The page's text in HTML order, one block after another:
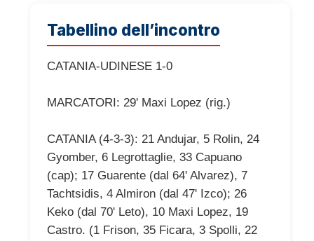
Tabellino dell’incontro
CATANIA-UDINESE 1-0
​MARCATORI: 29' Maxi Lopez (rig.)
CATANIA (4-3-3): 21 Andujar, 5 Rolin, 24
Gyomber, 6 Legrottaglie, 33 Capuano
(cap); 17 Guarente (dal 64' Alvarez), 7
Tachtsidis, 4 Almiron (dal 47' Izco); 26
Keko (dal 70' Leto), 10 Maxi Lopez, 19
Castro. (1 Frison, 35 Ficara, 3 Spolli, 22